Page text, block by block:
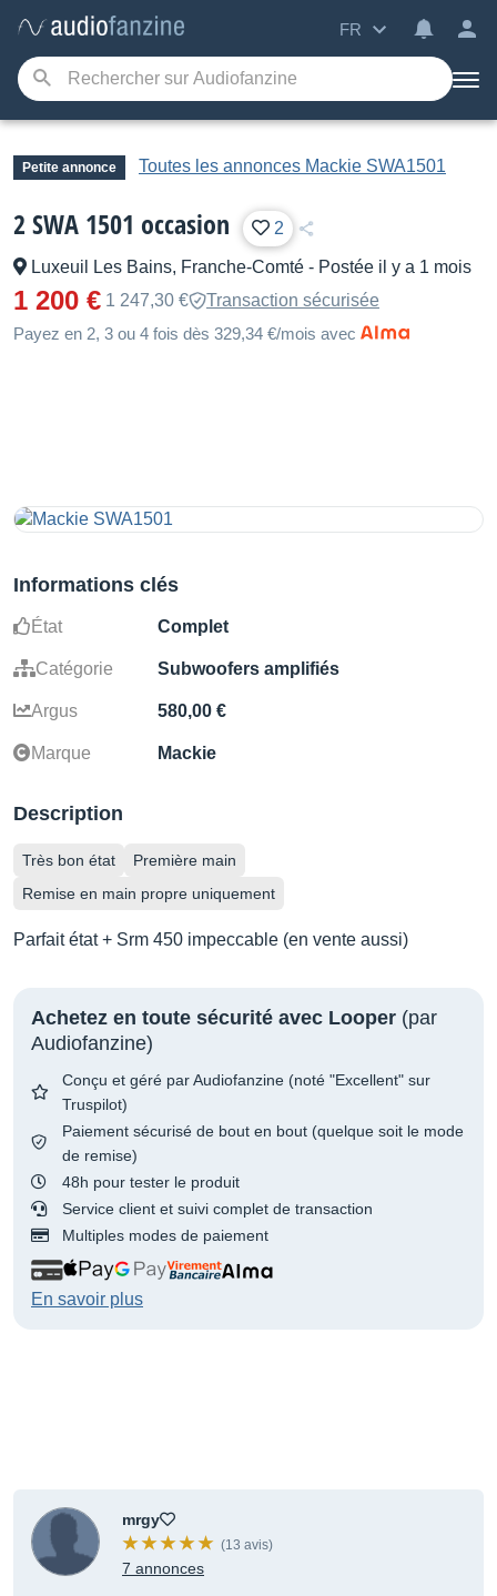
FR
Petite annonce Toutes les annonces Mackie SWA1501
2 SWA 1501 occasion 2
Luxeuil Les Bains, Franche-Comté - Postée il y a 1 mois
1 200 € 1 247,30 €
Transaction sécurisée
Payez en 2, 3 ou 4 fois dès 329,34 €/mois avec
Informations clés
État Complet
Catégorie Subwoofers amplifiés
Argus 580,00 €
Marque Mackie
Description
Très bon état
Première main
Remise en main propre uniquement
Parfait état + Srm 450 impeccable (en vente aussi)
Achetez en toute sécurité avec Looper (par
Audiofanzine)
Conçu et géré par Audiofanzine (noté "Excellent" sur
Truspilot)
Paiement sécurisé de bout en bout (quelque soit le mode
de remise)
48h pour tester le produit
Service client et suivi complet de transaction
Multiples modes de paiement
En savoir plus
mrgy
(13 avis)
7 annonces